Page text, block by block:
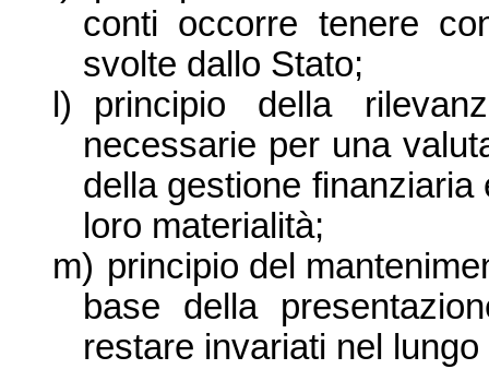
conti occorre tenere
svolte dallo Stato;
l)
principio della
necessarie per una
della gestione
loro materialità;
m) principio del
base della
restare invariati nel